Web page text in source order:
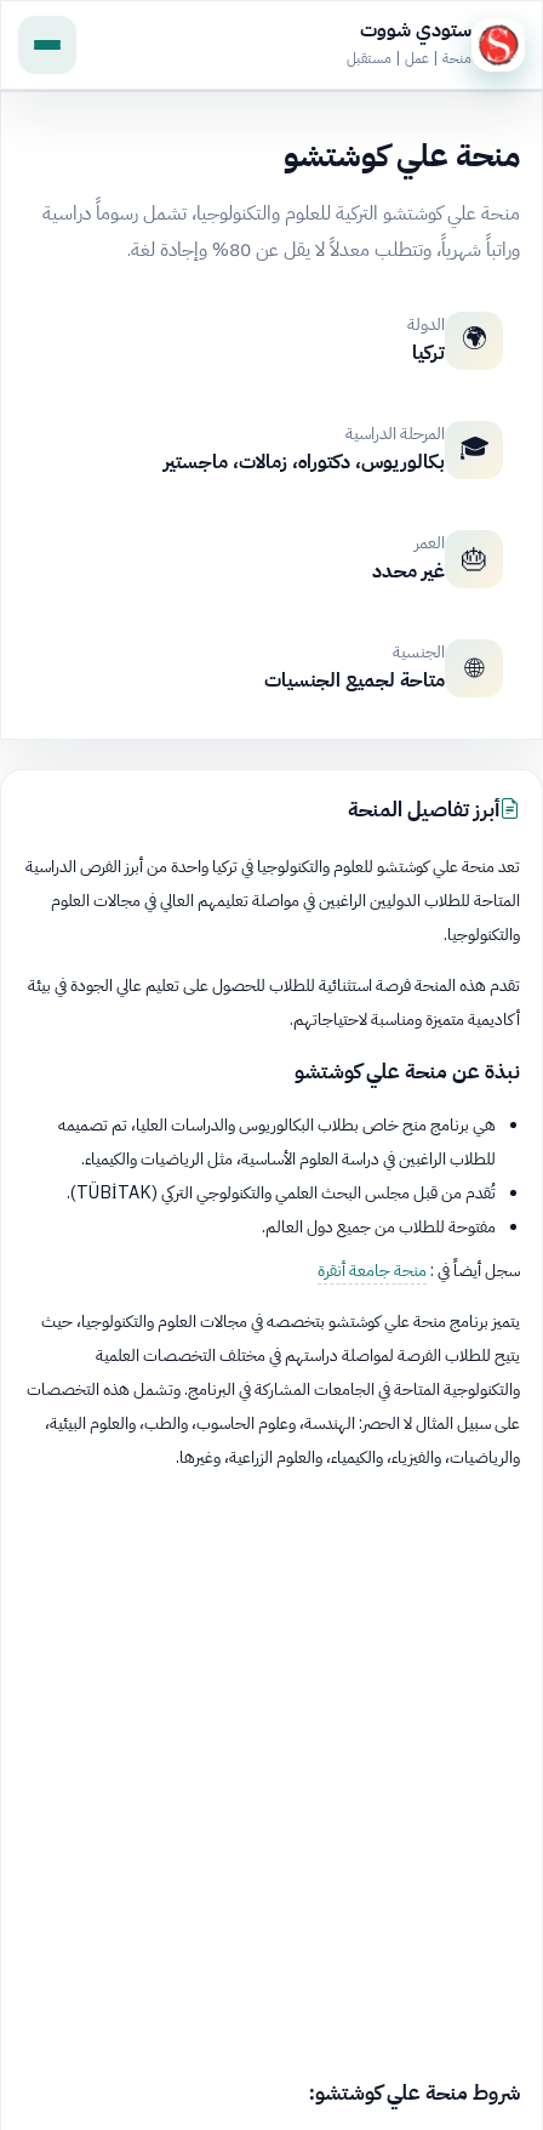
ستودي شووت
منحة | عمل | مستقبل
منحة علي كوشتشو
منحة علي كوشتشو التركية للعلوم والتكنولوجيا، تشمل رسوماً دراسية
وراتباً شهرياً، وتتطلب معدلاً لا يقل عن 80% وإجادة لغة.
🌍 الدولة
تركيا
🎓 المرحلة الدراسية
بكالوريوس، دكتوراه، زمالات، ماجستير
🎂 العمر
غير محدد
🌐 الجنسية
متاحة لجميع الجنسيات
أبرز تفاصيل المنحة
تعد منحة علي كوشتشو للعلوم والتكنولوجيا في تركيا واحدة من أبرز الفرص الدراسية
المتاحة للطلاب الدوليين الراغبين في مواصلة تعليمهم العالي في مجالات العلوم
والتكنولوجيا.
تقدم هذه المنحة فرصة استثنائية للطلاب للحصول على تعليم عالي الجودة في بيئة
أكاديمية متميزة ومناسبة لاحتياجاتهم.
نبذة عن منحة علي كوشتشو
هي برنامج منح خاص بطلاب البكالوريوس والدراسات العليا، تم تصميمه
للطلاب الراغبين في دراسة العلوم الأساسية، مثل الرياضيات والكيمياء.
تُقدم من قبل مجلس البحث العلمي والتكنولوجي التركي (TÜBİTAK).
مفتوحة للطلاب من جميع دول العالم.
سجل أيضاً في :منحة جامعة أنقرة
يتميز برنامج منحة علي كوشتشو بتخصصه في مجالات العلوم والتكنولوجيا، حيث
يتيح للطلاب الفرصة لمواصلة دراستهم في مختلف التخصصات العلمية
والتكنولوجية المتاحة في الجامعات المشاركة في البرنامج. وتشمل هذه التخصصات
على سبيل المثال لا الحصر: الهندسة، وعلوم الحاسوب، والطب، والعلوم البيئية،
والرياضيات، والفيزياء، والكيمياء، والعلوم الزراعية، وغيرها.
شروط منحة علي كوشتشو: